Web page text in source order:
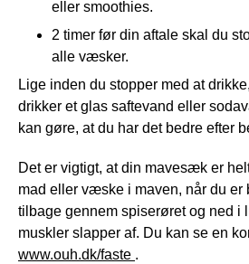
eller smoothies.
2 timer før din aftale skal du
alle væsker.
Lige inden du stopper med at
drikker et glas saftevand eller
kan gøre, at du har det bedre efter
Det er vigtigt, at din mavesæk er
mad eller væske i maven, når du er
tilbage gennem spiserøret og ned i
muskler slapper af. Du kan se en
www.ouh.dk/faste .